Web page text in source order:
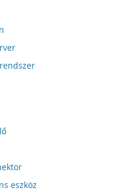
eszköz